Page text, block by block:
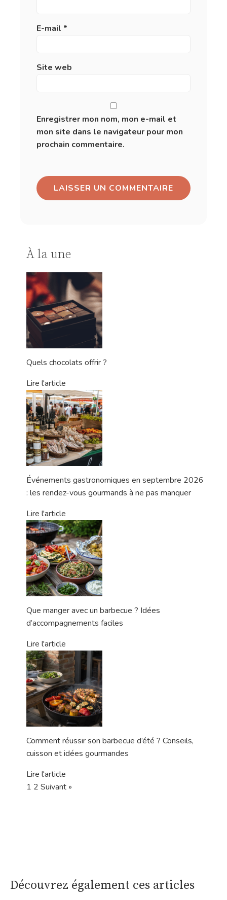
E-mail *
Site web
Enregistrer mon nom, mon e-mail et
mon site dans le navigateur pour mon
prochain commentaire.
À la une
Quels chocolats offrir ?
Lire l'article
Événements gastronomiques en septembre 2026
: les rendez-vous gourmands à ne pas manquer
Lire l'article
Que manger avec un barbecue ? Idées
d’accompagnements faciles
Lire l'article
Comment réussir son barbecue d’été ? Conseils,
cuisson et idées gourmandes
Lire l'article
1 2 Suivant »
Découvrez également ces articles